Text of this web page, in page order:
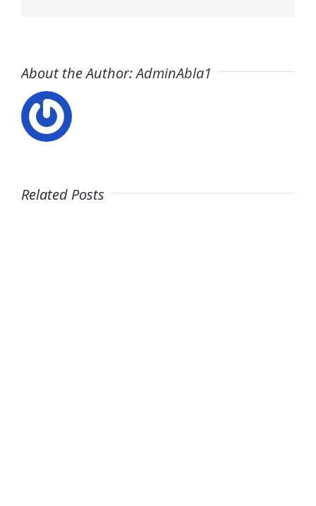
About the Author:AdminAbla1
Related Posts